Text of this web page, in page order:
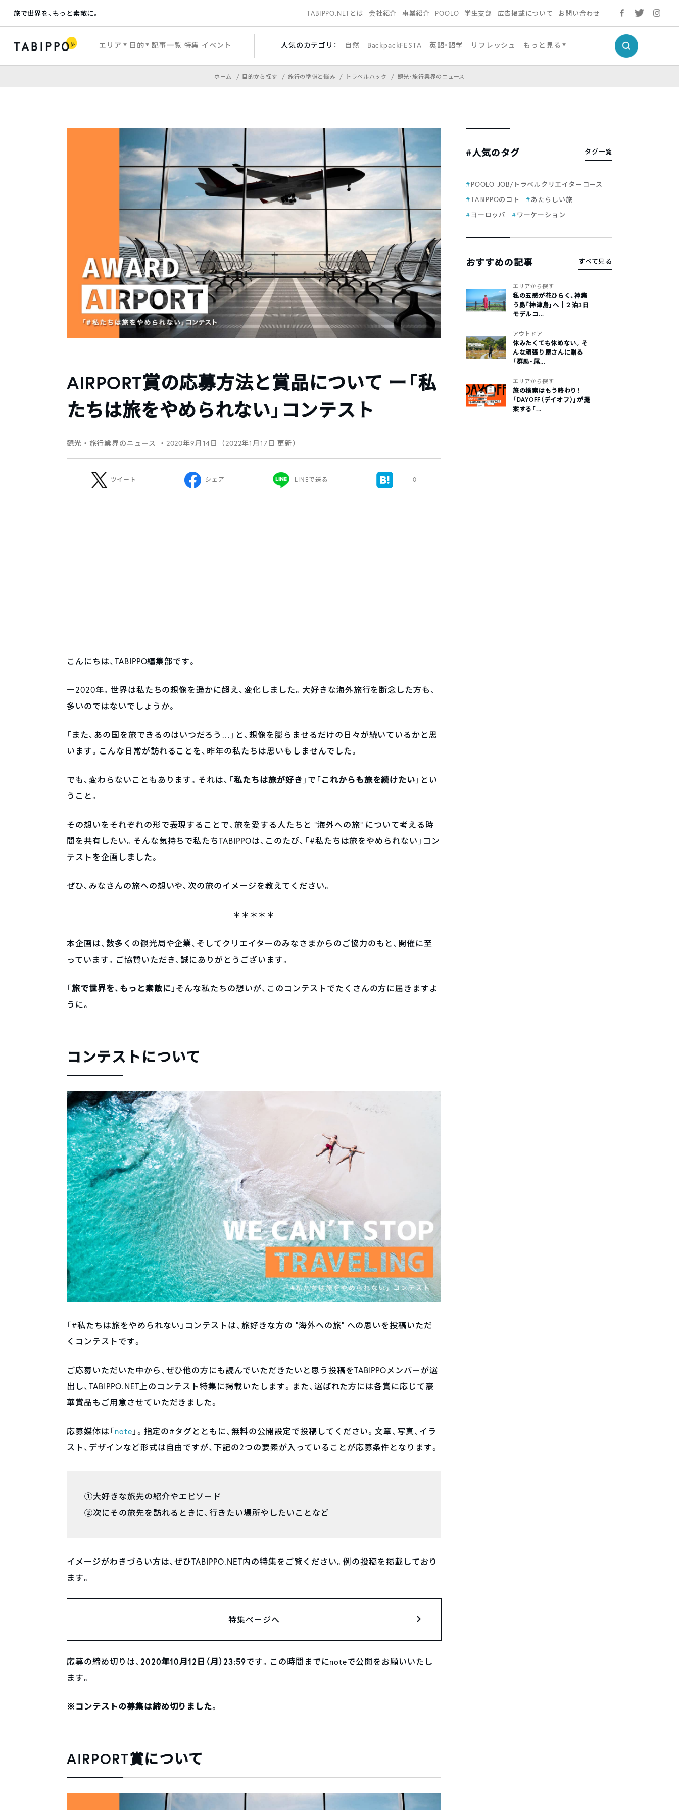
旅で世界を、もっと素敵に。 TABIPPO.NETとは 会社紹介 事業紹介 POOLO 学生支部 広告掲載について お問い合わせ
エリア 目的 記事一覧 特集 イベント 人気のカテゴリ： 自然 BackpackFESTA 英語・語学 リフレッシュ もっと見る
ホーム 目的から探す 旅行の準備と悩み トラベルハック 観光・旅行業界のニュース
AIRPORT賞の応募方法と賞品について ー「私
たちは旅をやめられない」コンテスト
観光・旅行業界のニュース ・2020年9月14日（2022年1月17日 更新）
ツイート シェア LINEで送る 0
こんにちは、TABIPPO編集部です。
ー2020年。世界は私たちの想像を遥かに超え、変化しました。大好きな海外旅行を断念した方も、
多いのではないでしょうか。
「また、あの国を旅できるのはいつだろう…」と、想像を膨らませるだけの日々が続いているかと思
います。こんな日常が訪れることを、昨年の私たちは思いもしませんでした。
でも、変わらないこともあります。それは、「私たちは旅が好き 」で「これからも旅を続けたい 」とい
うこと。
その想いをそれぞれの形で表現することで、旅を愛する人たちと “海外への旅” について考える時
間を共有したい。そんな気持ちで私たちTABIPPOは、このたび、「#私たちは旅をやめられない」コン
テストを企画しました。
ぜひ、みなさんの旅への想いや、次の旅のイメージを教えてください。
＊＊＊＊＊
本企画は、数多くの観光局や企業、そしてクリエイターのみなさまからのご協力のもと、開催に至
っています。ご協賛いただき、誠にありがとうございます。
「旅で世界を、もっと素敵に 」そんな私たちの想いが、このコンテストでたくさんの方に届きますよ
うに。
コンテストについて
「#私たちは旅をやめられない」コンテストは、旅好きな方の “海外への旅” への思いを投稿いただ
くコンテストです。
ご応募いただいた中から、ぜひ他の方にも読んでいただきたいと思う投稿をTABIPPOメンバーが選
出し、TABIPPO.NET上のコンテスト特集に掲載いたします。また、選ばれた方には各賞に応じて豪
華賞品もご用意させていただきました。
応募媒体は「note 」。指定の#タグとともに、無料の公開設定で投稿してください。文章、写真、イラ
スト、デザインなど形式は自由ですが、下記の2つの要素が入っていることが応募条件となります。
①大好きな旅先の紹介やエピソード
②次にその旅先を訪れるときに、行きたい場所やしたいことなど
イメージがわきづらい方は、ぜひTABIPPO.NET内の特集をご覧ください。例の投稿を掲載しており
ます。
特集ページへ
応募の締め切りは、 2020年10月12日（月）23:59です。この時間までにnoteで公開をお願いいたし
ます。
※コンテストの募集は締め切りました。
AIRPORT賞について
#人気のタグ タグ一覧
POOLO JOB/トラベルクリエイターコース
TABIPPOのコト
あたらしい旅
ヨーロッパ
ワーケーション
おすすめの記事 すべて見る
エリアから探す
私の五感が花ひらく、神集
う島「神津島」へ｜２泊3日
モデルコ...
アウトドア
休みたくても休めない。そ
んな頑張り屋さんに贈る
「群馬・尾...
エリアから探す
旅の検索はもう終わり！
「DAYOFF（デイオフ）」が提
案する「...